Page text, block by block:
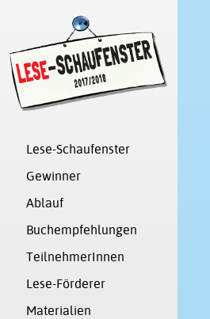
Lese-Schaufenster
Gewinner
Ablauf
Buchempfehlungen
TeilnehmerInnen
Lese-Förderer
Materialien